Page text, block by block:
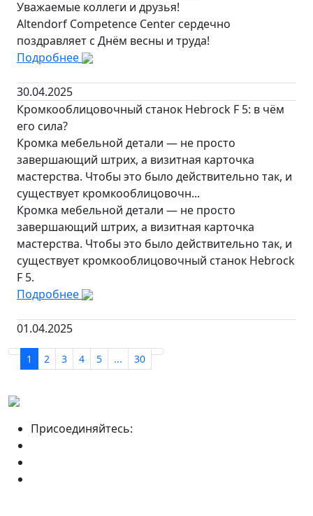
Уважаемые коллеги и друзья!
Altendorf Competence Center сердечно
поздравляет с Днём весны и труда!
Подробнее
30.04.2025
Кромкооблицовочный станок Hebrock F 5: в чём
его сила?
Кромка мебельной детали — не просто
завершающий штрих, а визитная карточка
мастерства. Чтобы это было действительно так, и
существует кромкооблицовочн...
Кромка мебельной детали — не просто
завершающий штрих, а визитная карточка
мастерства. Чтобы это было действительно так, и
существует кромкооблицовочный станок Hebrock
F 5.
Подробнее
01.04.2025
1 2 3 4 5 ... 30
Присоединяйтесь: